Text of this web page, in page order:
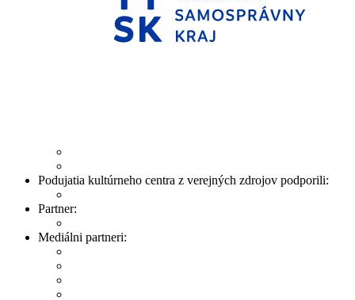
Podujatia kultúrneho centra z verejných zdrojov podporili:
Partner:
Mediálni partneri: